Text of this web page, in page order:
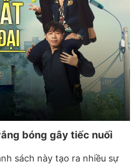
bóng gây tiếc nuối
sách này tạo ra nhiều sự